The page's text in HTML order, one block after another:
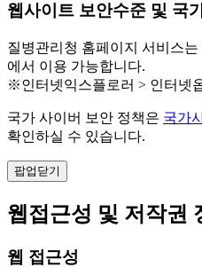
웹사이트 보안수준 및 국
질병관리청 홈페이지 서비스
에서 이용 가능합니다.
※인터넷익스플로러 > 인터넷
국가 사이버 보안 정책은 국가
확인하실 수 있습니다.
팝업닫기
웹접근성 및 저작권
웹 접근성